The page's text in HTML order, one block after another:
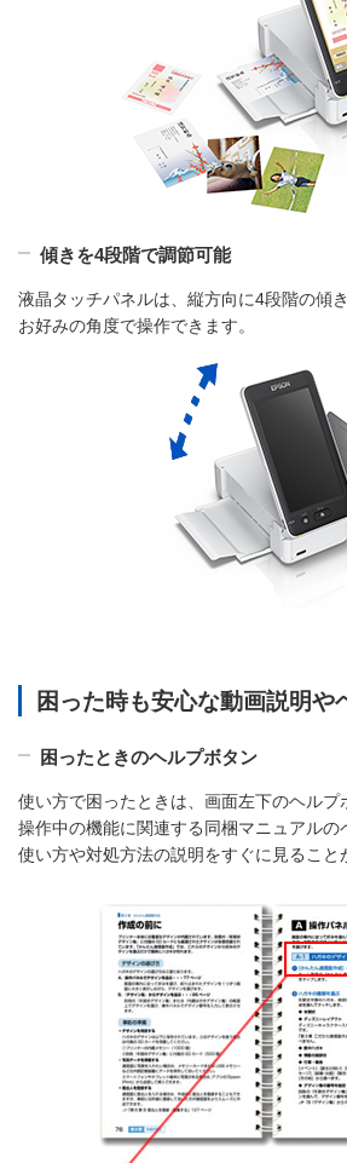
傾きを4段階で調節可能
液晶タッチパネルは、縦方向に4段階の傾
お好みの角度で操作できます。
困った時も安心な動画説明や
困ったときのヘルプボタン
使い方で困ったときは、画面左下のヘルプ
操作中の機能に関連する同梱マニュアルの
使い方や対処方法の説明をすぐに見ること